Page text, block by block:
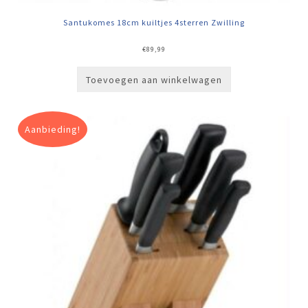
Santukomes 18cm kuiltjes 4sterren Zwilling
€89,99
Toevoegen aan winkelwagen
Aanbieding!